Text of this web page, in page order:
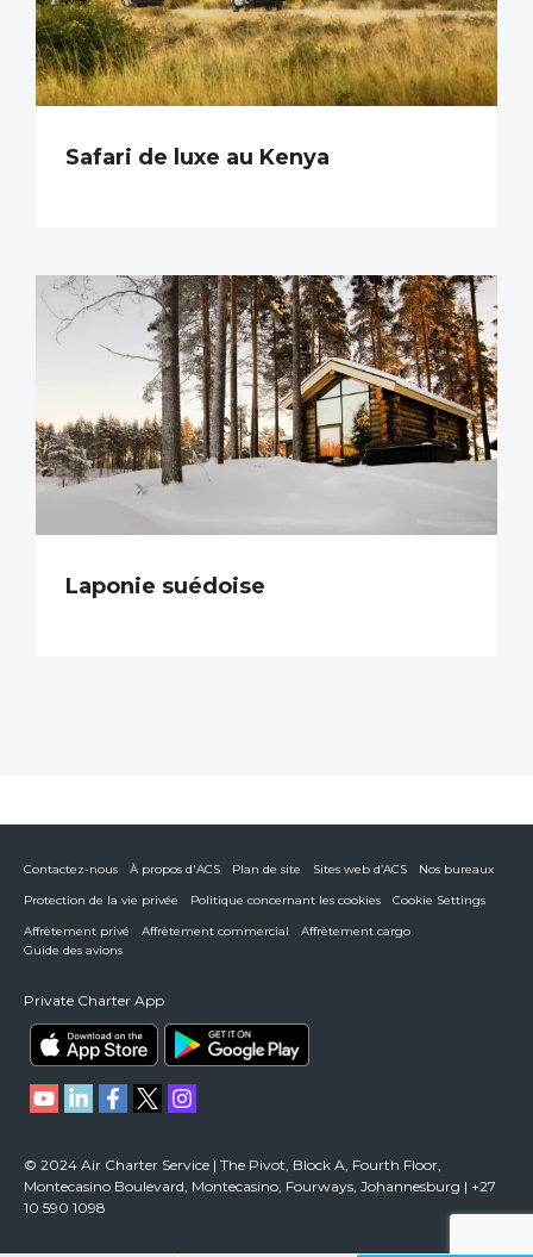
Safari de luxe au Kenya
Laponie suédoise
Contactez-nous À propos d'ACS Plan de site Sites web d’ACS
Nos bureaux
Protection de la vie privée
Politique concernant les cookies
Cookie Settings
Affrètement privé
Affrètement commercial
Affrètement cargo
Guide des avions
Private Charter App
© 2024 Air Charter Service | The Pivot, Block A, Fourth Floor,
Montecasino Boulevard, Montecasino, Fourways, Johannesburg | +27
10 590 1098